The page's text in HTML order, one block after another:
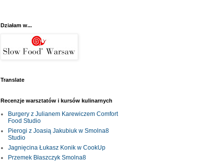
Działam w...
Translate
Recenzje warsztatów i kursów kulinarnych
Burgery z Julianem Karewiczem Comfort
Food Studio
Pierogi z Joasią Jakubiuk w Smolna8
Studio
Jagnięcina Łukasz Konik w CookUp
Przemek Błaszczyk Smolna8